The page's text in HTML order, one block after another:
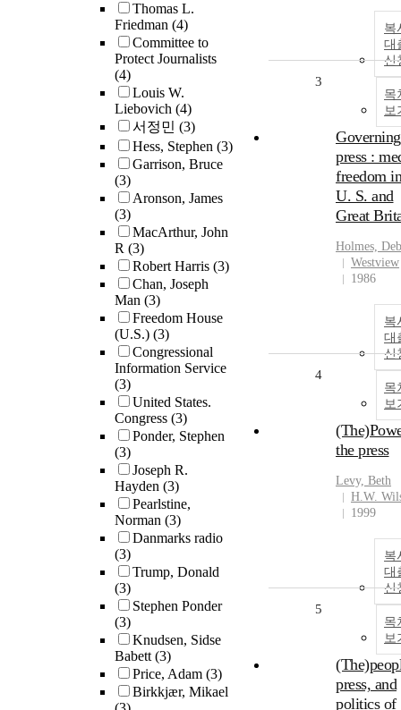
Thomas L.
Friedman (4)
Committee to
Protect Journalists
(4)
Louis W.
Liebovich (4)
서정민 (3)
Hess, Stephen (3)
Garrison, Bruce
(3)
Aronson, James
(3)
MacArthur, John
R (3)
Robert Harris (3)
Chan, Joseph
Man (3)
Freedom House
(U.S.) (3)
Congressional
Information Service
(3)
United States.
Congress (3)
Ponder, Stephen
(3)
Joseph R.
Hayden (3)
Pearlstine,
Norman (3)
Danmarks radio
(3)
Trump, Donald
(3)
Stephen Ponder
(3)
Knudsen, Sidse
Babett(3)
Price, Adam (3)
Birkkjær, Mikael
복
대
신
목
보
3
press :
freedom
U. S. and
Great
Holmes,
Westview
1986
복
대
신
목
보
4
the press
Levy, Beth
H.W.
1999
복
대
신
목
보
5
press, and
politics of